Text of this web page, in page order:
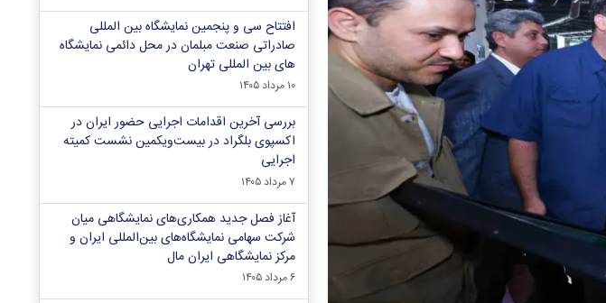
افتتاح سی و پنجمین نمایشگاه بین المللی
صادراتی صنعت مبلمان در محل دائمی نمایشگاه
های بین المللی تهران
۱۰ مرداد ۱۴۰۵
بررسی آخرین اقدامات اجرایی حضور ایران در
اکسپوی بلگراد در بیست‌ویکمین نشست کمیته
اجرایی
۷ مرداد ۱۴۰۵
آغاز فصل جدید همکاری‌های نمایشگاهی میان
شرکت سهامی نمایشگاه‌های بین‌المللی ایران و
مرکز نمایشگاهی ایران‌ مال
۶ مرداد ۱۴۰۵